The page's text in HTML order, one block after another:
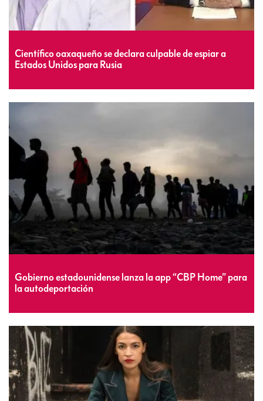
Científico oaxaqueño se declara culpable de espiar a
Estados Unidos para Rusia
Gobierno estadounidense lanza la app “CBP Home” para
la autodeportación